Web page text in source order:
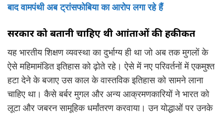
बाद वामपंथी अब ट्रांसफोबिया का आरोप लगा रहे हैं
सरकार को बतानी चाहिए थी आक्रांताओं की हकीकत
यह भारतीय शिक्षण व्यवस्था का दुर्भाग्य ही था जो अब तक मुगलों के
ऐसे महिमामंडित इतिहास को ढ़ोते रहे। ऐसे में नए परिवर्तनों में एकमुश्त
हटा देने के बजाए उस काल के वास्तविक इतिहास को सामने लाना
चाहिए था। कैसे बर्बर मुगल और अन्य आक्रमणकारियों ने भारत को
लूटा और जबरन सामूहिक धर्मांतरण करवाया। उन योद्धाओं पर उनके